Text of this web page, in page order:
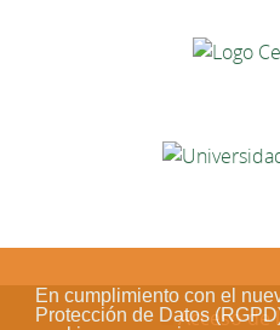
En cumplimiento con el
Protección de DatosAcceso de